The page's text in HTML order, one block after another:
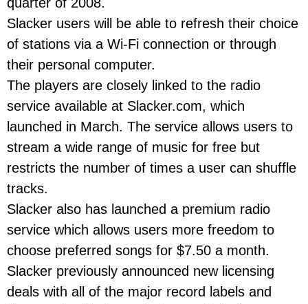
quarter of 2008.
Slacker users will be able to refresh their choice
of stations via a Wi-Fi connection or through
their personal computer.
The players are closely linked to the radio
service available at Slacker.com, which
launched in March. The service allows users to
stream a wide range of music for free but
restricts the number of times a user can shuffle
tracks.
Slacker also has launched a premium radio
service which allows users more freedom to
choose preferred songs for $7.50 a month.
Slacker previously announced new licensing
deals with all of the major record labels and